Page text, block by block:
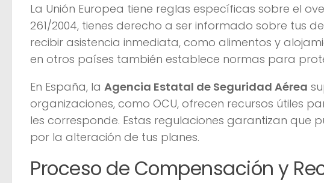
La Unión Europea tiene reglas específicas sobre el
261/2004, tienes derecho a ser informado sobre tus
recibir asistencia inmediata, como alimentos y
en otros países también establece normas para
En España, la Agencia Estatal de Seguridad Aérea
organizaciones, como OCU, ofrecen recursos útiles
les corresponde. Estas regulaciones garantizan que
por la alteración de tus planes.
Proceso de Compensación y